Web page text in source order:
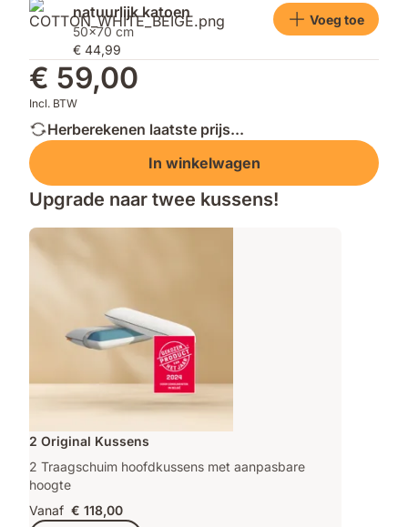
natuurlijk katoen
50x70 cm
€ 44,99
Voeg toe
€ 59,00
Incl. BTW
Herberekenen laatste prijs...
In winkelwagen
Upgrade naar twee kussens!
2 Original Kussens
2 Traagschuim hoofdkussens met aanpasbare
hoogte
Vanaf € 118,00